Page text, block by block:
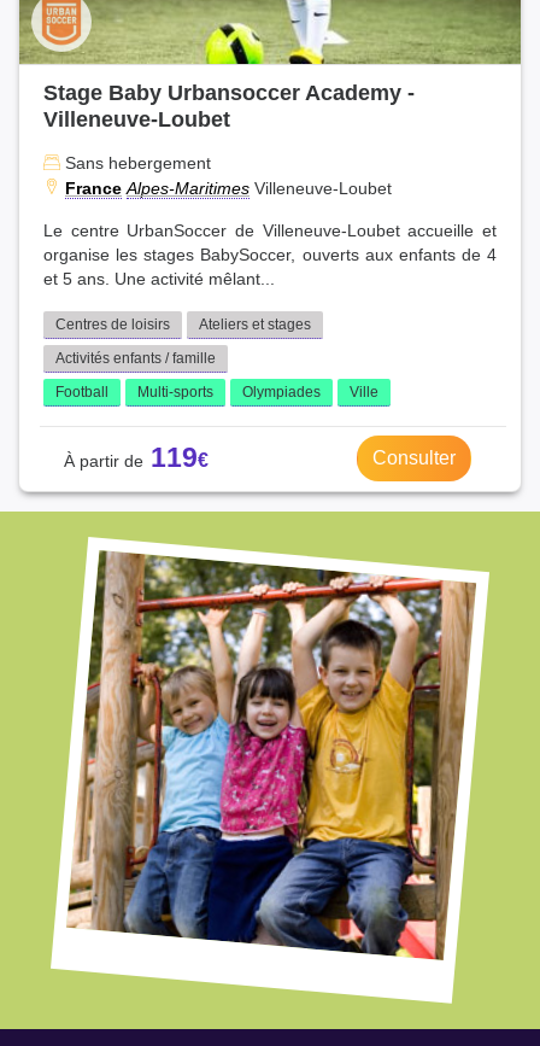
Stage Baby Urbansoccer Academy -
Villeneuve-Loubet
Sans hebergement
France Alpes-Maritimes Villeneuve-Loubet
Le centre UrbanSoccer de Villeneuve-Loubet accueille et
organise les stages BabySoccer, ouverts aux enfants de 4
et 5 ans. Une activité mêlant...
Centres de loisirs
Ateliers et stages
Activités enfants / famille
Football
Multi-sports Olympiades Ville
119 Consulter